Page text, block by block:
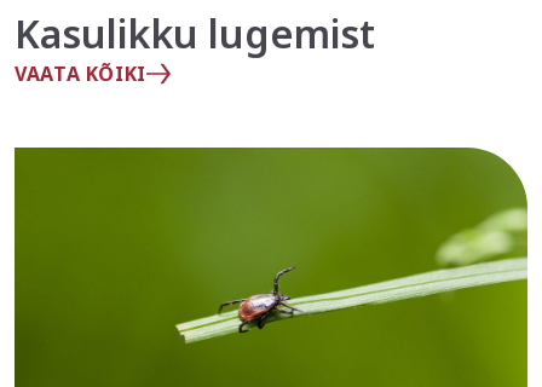
Kasulikku lugemist
VAATA KÕIKI